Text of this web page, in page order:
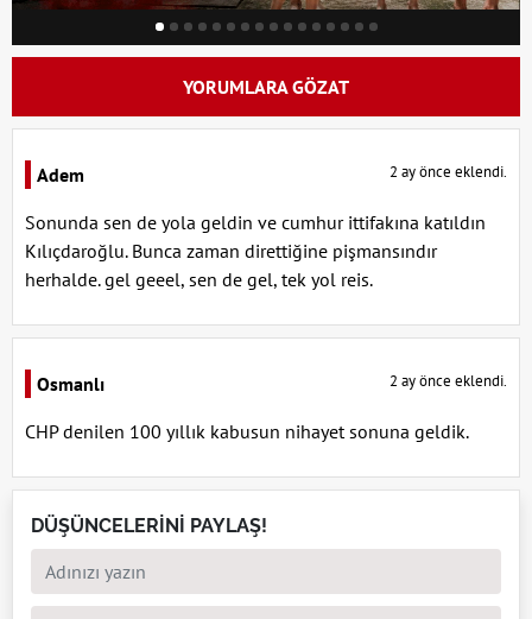
YORUMLARA GÖZAT
Adem 2 ay önce eklendi.
Sonunda sen de yola geldin ve cumhur ittifakına katıldın
Kılıçdaroğlu. Bunca zaman direttiğine pişmansındır
herhalde. gel geeel, sen de gel, tek yol reis.
Osmanlı 2 ay önce eklendi.
CHP denilen 100 yıllık kabusun nihayet sonuna geldik.
DÜŞÜNCELERİNİ PAYLAŞ!